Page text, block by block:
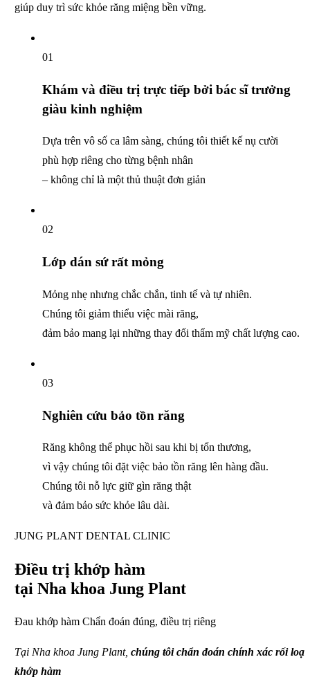
giúp duy trì sức khỏe răng miệng bền vững.
01
Khám và điều trị trực tiếp bởi bác sĩ trưởng
giàu kinh nghiệm
Dựa trên vô số ca lâm sàng, chúng tôi thiết kế nụ cười
phù hợp riêng cho từng bệnh nhân
– không chỉ là một thủ thuật đơn giản
02
Lớp dán sứ rất mỏng
Mỏng nhẹ nhưng chắc chắn, tinh tế và tự nhiên.
Chúng tôi giảm thiểu việc mài răng,
đảm bảo mang lại những thay đổi thẩm mỹ chất lượng cao.
03
Nghiên cứu bảo tồn răng
Răng không thể phục hồi sau khi bị tổn thương,
vì vậy chúng tôi đặt việc bảo tồn răng lên hàng đầu.
Chúng tôi nỗ lực giữ gìn răng thật
và đảm bảo sức khỏe lâu dài.
JUNG PLANT DENTAL CLINIC
Điều trị khớp hàm
tại Nha khoa Jung Plant
Đau khớp hàm Chẩn đoán đúng, điều trị riêng
Tại Nha khoa Jung Plant, chúng tôi chẩn đoán chính xác rối loạn
khớp hàm